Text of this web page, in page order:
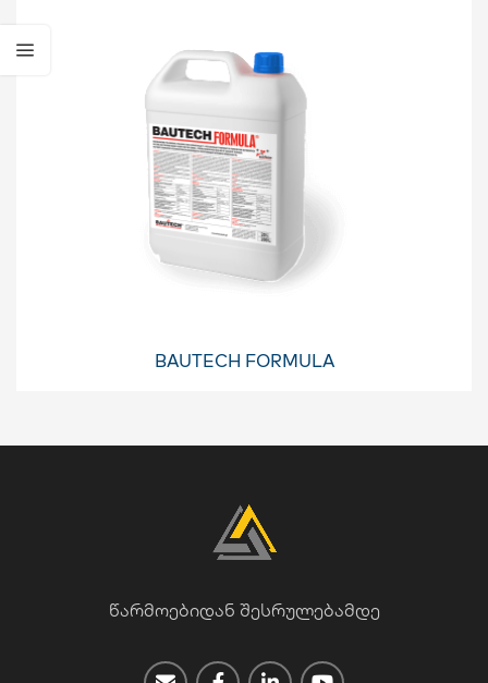
BAUTECH FORMULA
წარმოებიდან შესრულებამდე